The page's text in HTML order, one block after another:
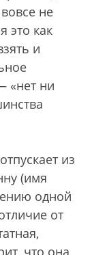
не
это как
и
«нет ни
из
(имя
одной
от
что она